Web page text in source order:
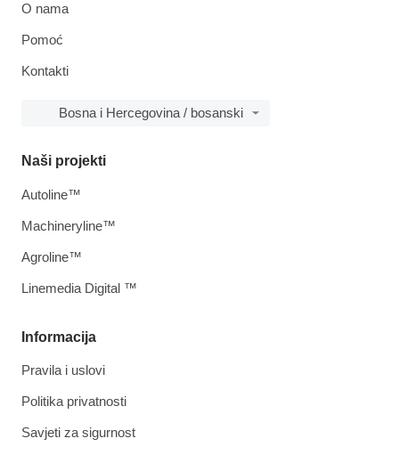
O nama
Pomoć
Kontakti
Bosna i Hercegovina / bosanski
Informacija
Pravila i uslovi
Politika privatnosti
Savjeti za sigurnost
Naši projekti
Autoline™
Machineryline™
Agroline™
Linemedia Digital ™